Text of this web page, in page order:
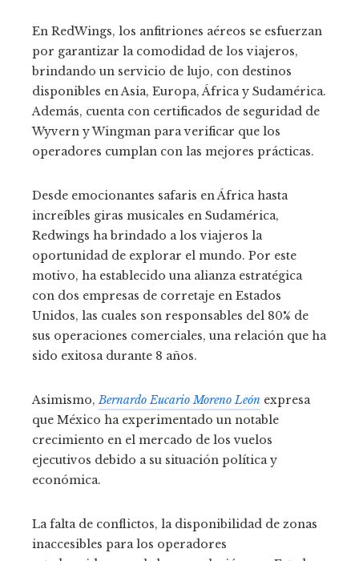
En RedWings, los anfitriones aéreos se esfuerzan
por garantizar la comodidad de los viajeros,
brindando un servicio de lujo, con destinos
disponibles en Asia, Europa, África y Sudamérica.
Además, cuenta con certificados de seguridad de
Wyvern y Wingman para verificar que los
operadores cumplan con las mejores prácticas.
Desde emocionantes safaris en África hasta
increíbles giras musicales en Sudamérica,
Redwings ha brindado a los viajeros la
oportunidad de explorar el mundo. Por este
motivo, ha establecido una alianza estratégica
con dos empresas de corretaje en Estados
Unidos, las cuales son responsables del 80% de
sus operaciones comerciales, una relación que ha
sido exitosa durante 8 años.
Asimismo,Bernardo Eucario Moreno León expresa
que México ha experimentado un notable
crecimiento en el mercado de los vuelos
ejecutivos debido a su situación política y
económica.
La falta de conflictos, la disponibilidad de zonas
inaccesibles para los operadores